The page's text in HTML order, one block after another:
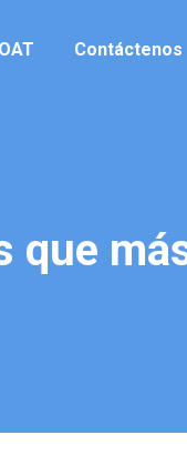
Contáctenos
que